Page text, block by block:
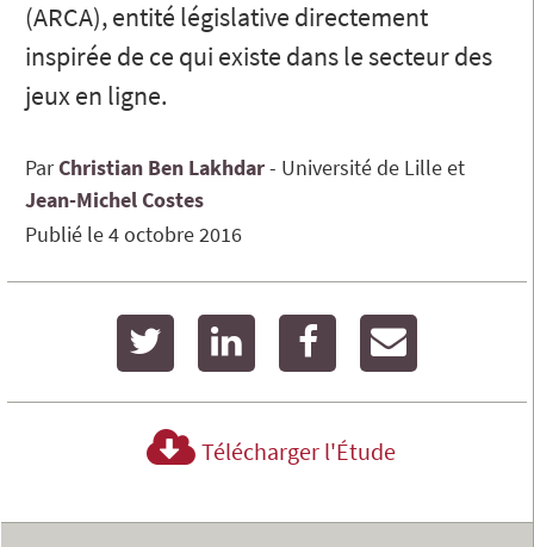
(ARCA), entité législative directement
inspirée de ce qui existe dans le secteur des
jeux en ligne.
ParChristian Ben Lakhdar
Université de Lille
Jean-MichelCostes
Publié le4 octobre 2016
twitter linkedin facebook
Télécharger l'Étude